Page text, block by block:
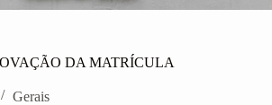
DA MATRÍCULA
Gerais